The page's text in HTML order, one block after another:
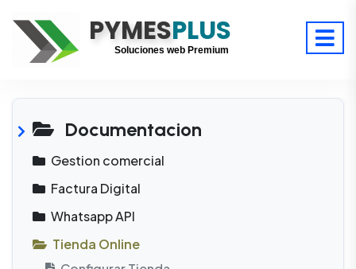
PYMESPLUS
Digitaliza tu éxito
Soluciones web Premium
Documentacion
Gestion comercial
Factura Digital
Whatsapp API
Tienda Online